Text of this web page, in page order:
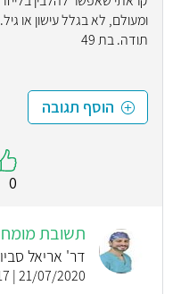
ומעולם, לא בגלל עישון או
תודה. בת 49
הוסף תגובה
0
תשובת
דר' אריאל
21/07/2020 | 13:17